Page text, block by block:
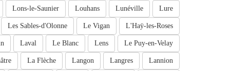
Lure
Lunéville
Louhans
Lons-le-Saunier
L'Haÿ-les-Roses
Le Vigan
Les Sables-d'Olonne
Le Puy-en-Velay
Lens
Le Blanc
Laval
Lannion
Langres
Langon
La Flèche